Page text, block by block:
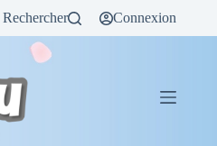
Rechercher Connexion